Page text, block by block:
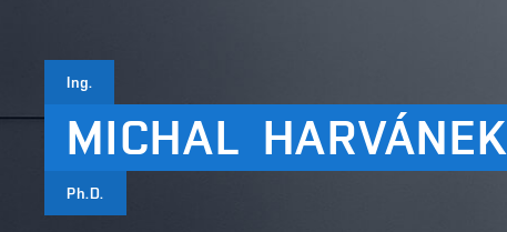
Ing.
MICHAL HARVÁNEK
Ph.D.